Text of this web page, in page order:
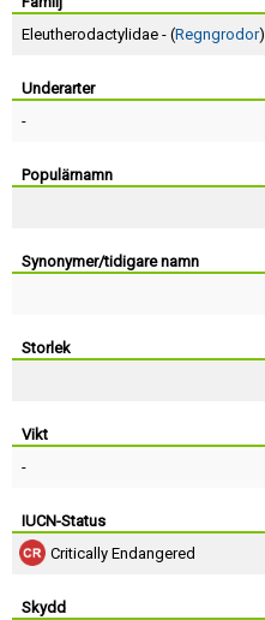
Eleutherodactylidae - (Regngrodor)
Underarter
-
Populärnamn
Synonymer/tidigare namn
Storlek
Vikt
-
IUCN-Status
Critically Endangered
Skydd